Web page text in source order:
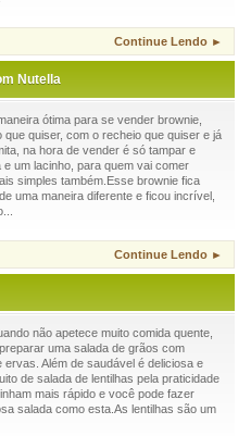
Continue Lendo ►
Nutella
ótima para se vender brownie,
que quiser, com o recheio que quiser e já
na hora de vender é só tampar e
e um lacinho, para quem vai comer
simples também.Esse brownie fica
uma maneira diferente e ficou incrível,
Continue Lendo ►
não apetece muito comida quente,
uma salada de grãos com
ervas. Além de saudável é deliciosa e
de salada de lentilhas pela praticidade
mais rápido e você pode fazer
salada como esta.As lentilhas são um